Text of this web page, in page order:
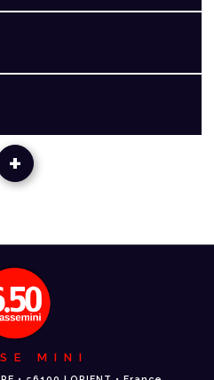
+
MINI